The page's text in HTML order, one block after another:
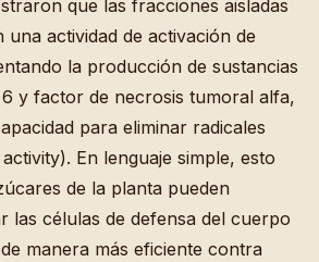
que las fracciones aisladas
una actividad de activación de
la producción de sustancias
y factor de necrosis tumoral alfa,
para eliminar radicales
En lenguaje simple, esto
de la planta pueden
las células de defensa del cuerpo
manera más eficiente contra